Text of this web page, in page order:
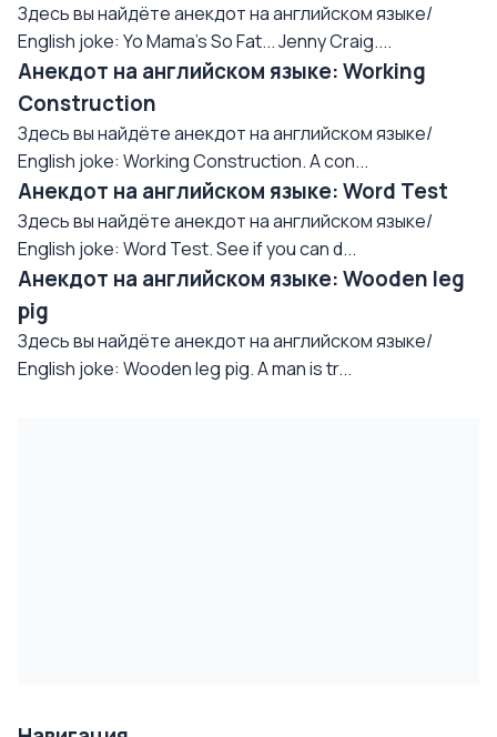
Здесь вы найдёте анекдот на английском языке/
English joke: Yo Mama's So Fat... Jenny Craig....
Анекдот на английском языке: Working
Construction
Здесь вы найдёте анекдот на английском языке/
English joke: Working Construction. A con...
Анекдот на английском языке: Word Test
Здесь вы найдёте анекдот на английском языке/
English joke: Word Test. See if you can d...
Анекдот на английском языке: Wooden leg
pig
Здесь вы найдёте анекдот на английском языке/
English joke: Wooden leg pig. A man is tr...